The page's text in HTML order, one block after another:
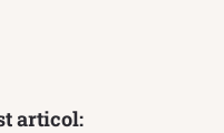
articol: